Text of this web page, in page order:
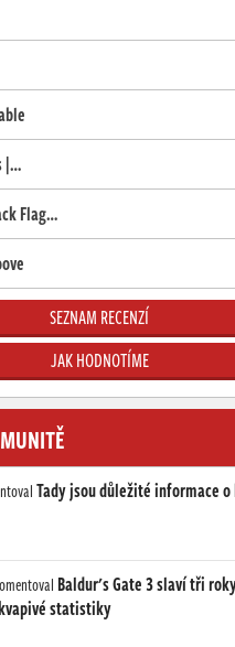
|…
Flag…
SEZNAM RECENZÍ
JAK HODNOTÍME
Tady jsou důležité informace
Baldur's Gate 3 slaví tři
statistiky